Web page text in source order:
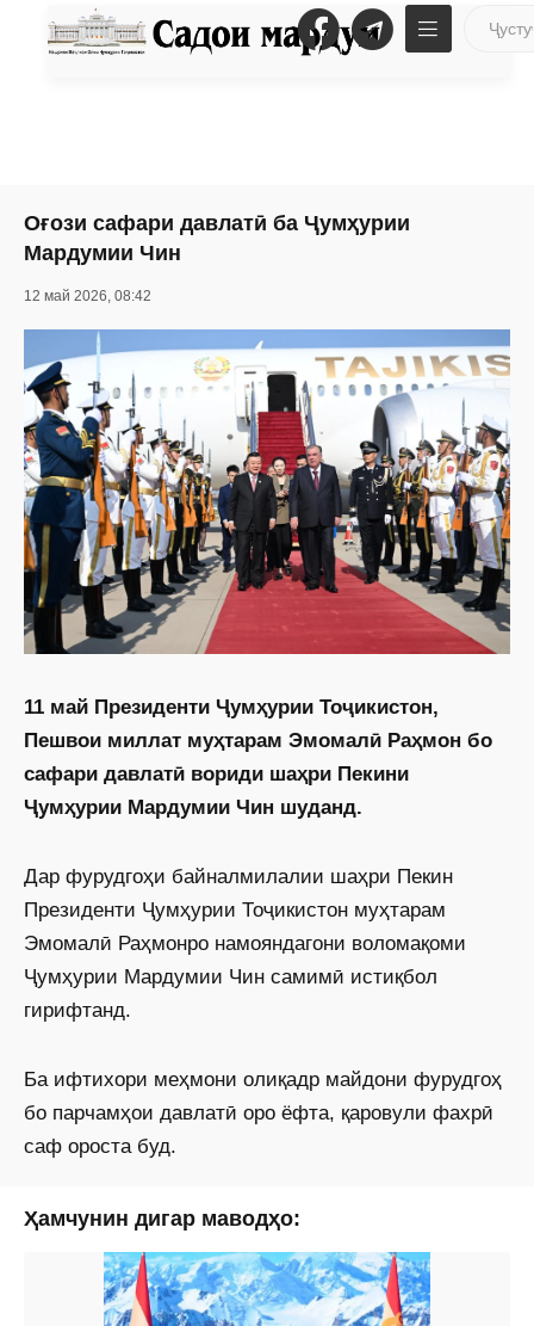
Оғози сафари давлатӣ ба Ҷумҳурии
Мардумии Чин
12 май 2026, 08:42
11 май Президенти Ҷумҳурии Тоҷикистон,
Пешвои миллат муҳтарам Эмомалӣ Раҳмон бо
сафари давлатӣ вориди шаҳри Пекини
Ҷумҳурии Мардумии Чин шуданд.
Дар фурудгоҳи байналмилалии шаҳри Пекин
Президенти Ҷумҳурии Тоҷикистон муҳтарам
Эмомалӣ Раҳмонро намояндагони воломақоми
Ҷумҳурии Мардумии Чин самимӣ истиқбол
гирифтанд.
Ба ифтихори меҳмони олиқадр майдони фурудгоҳ
бо парчамҳои давлатӣ оро ёфта, қаровули фахрӣ
саф ороста буд.
Ҳамчунин дигар маводҳо: